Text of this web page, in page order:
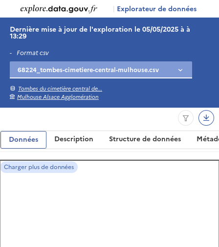
| Explorateur de données
Dernière mise à jour de l'exploration le 05/05/2025 à à
13:29
- Format csv
Tombes du cimetière central de...
Mulhouse Alsace Agglomération
Données Description Structure de données
Charger plus de données